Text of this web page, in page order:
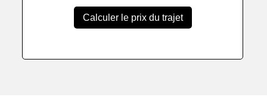
Calculer le prix du trajet